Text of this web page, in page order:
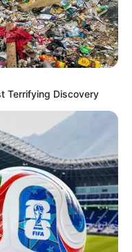
Terrifying Discovery